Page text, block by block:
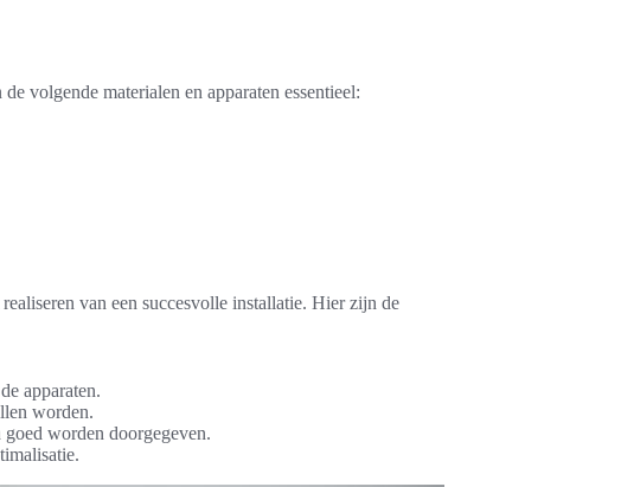
volgende materialen en apparaten essentieel:
van een succesvolle installatie. Hier zijn de
apparaten.
worden.
worden doorgegeven.